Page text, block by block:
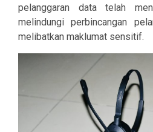
pelanggaran data telah
melindungi perbincangan
melibatkan maklumat sensitif.